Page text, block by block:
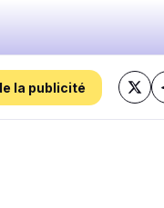
la publicité